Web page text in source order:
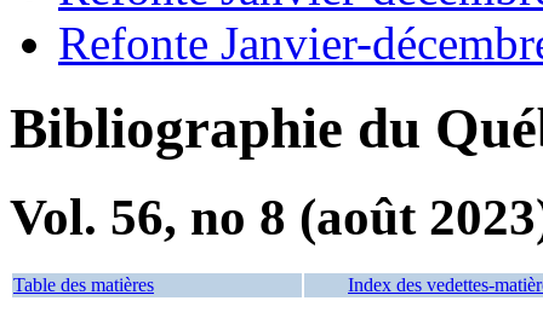
Refonte Janvier-
Bibliographie du
Vol. 56, no 8 (août
Table des matières Index des vedettes-